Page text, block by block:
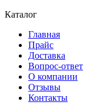
Каталог
Главная
Прайс
Доставка
Вопрос-ответ
О компании
Отзывы
Контакты